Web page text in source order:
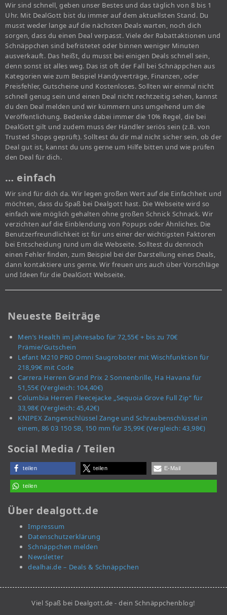
Wir sind schnell, geben unser Bestes und das täglich von 8 bis 1
Uhr. Mit DealGott bist du immer auf dem aktuellsten Stand. Du
musst weder lange auf die nächsten Deals warten, noch dich
sorgen, dass du einen Deal verpasst. Viele der Rabattaktionen und
Schnäppchen sind befristetet oder binnen weniger Minuten
ausverkauft. Das heißt, du musst bei einigen Deals schnell sein,
denn sonst ist alles weg. Das ist oft der Fall bei Schnäppchen aus
Kategorien wie zum Beispiel Handyverträge, Finanzen, oder
Preisfehler, Gutscheine und Kostenloses. Sollten wir einmal nicht
schnell genug sein und einen Deal nicht rechtzeitig sehen, kannst
du den Deal melden und wir kümmern uns umgehend um die
Veröffentlichung. Bedenke dabei immer die 10% Regel, die bei
DealGott gilt und zudem muss der Händler seriös sein (z.B. von
Trusted Shops geprüft). Solltest du dir mal nicht sicher sein, ob der
Deal gut ist, kannst du uns gerne um Hilfe bitten und wie prüfen
den Deal für dich.
… einfach
Wir sind für dich da. Wir legen großen Wert auf die Einfachheit und
möchten, dass du Spaß bei Dealgott hast. Die Webseite wird so
einfach wie möglich gehalten ohne großen Schnick Schnack. Wir
verzichten auf die Einblendung von Popups oder Ähnliches. Die
Benutzerfreundlichkeit ist für uns einer der wichtigsten Faktoren
bei Entscheidung rund um die Webseite. Solltest du dennoch
einen Fehler finden, zum Beispiel bei der Darstellung eines Deals,
dann kontaktiere uns gerne. Wir freuen uns auch über Vorschläge
und Ideen für die DealGott Webseite.
Neueste Beiträge
Men’s Health im Jahresabo für 72,55€ + bis zu 70€
Prämie/Gutschein
Lefant M210 PRO Omni Saugroboter mit Wischfunktion für
218,99€ mit Code
Carrera Herren Grand Prix 2 Sonnenbrille, Ha Havana für
51,55€ (Vergleich: 104,40€)
Columbia Herren Fleecejacke „Sequoia Grove Full Zip“ für
33,98€ (Vergleich: 45,42€)
KNIPEX Zangenschlüssel Zange und Schraubenschlüssel in
einem, 86 03 150 SB, 150 mm für 35,99€ (Vergleich: 43,98€)
Social Media / Teilen
teilen teilen E-Mail
teilen
Über dealgott.de
Impressum
Datenschutzerklärung
Schnäppchen melden
Newsletter
dealhai.de – Deals & Schnäppchen
Viel Spaß bei Dealgott.de - dein Schnäppchenblog!